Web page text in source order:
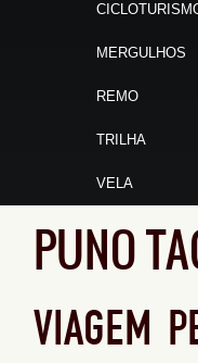
MERGULHOS
REMO
TRILHA
VELA
PUNO
VIAGEM